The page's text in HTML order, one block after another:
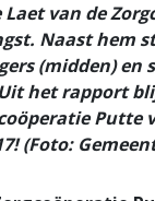
van de
Naast hem
(midden) en
het rapport
Putte
(Foto: